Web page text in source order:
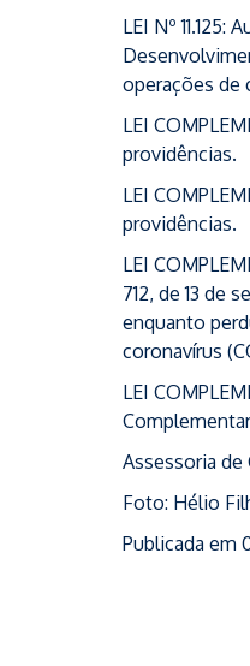
LEI Nº
operações de
LEI
providências.
LEI
providências.
LEI
712, de 13 de
enquanto
coronavírus
LEI
Assessoria de
Foto: Hélio
Publicada